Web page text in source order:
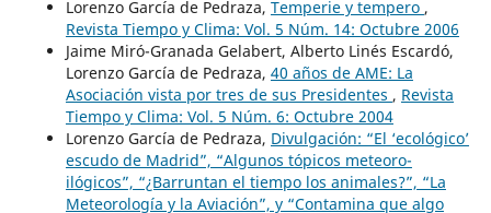
Lorenzo García de Pedraza, Temperie y tempero ,
Revista Tiempo y Clima: Vol. 5 Núm. 14: Octubre 2006
Jaime Miró-Granada Gelabert, Alberto Linés Escardó,
Lorenzo García de Pedraza, 40 años de AME: La
Asociación vista por tres de sus Presidentes , Revista
Tiempo y Clima: Vol. 5 Núm. 6: Octubre 2004
Lorenzo García de Pedraza, Divulgación: “El ‘ecológico’
escudo de Madrid”, “Algunos tópicos meteoro-
ilógicos”, “¿Barruntan el tiempo los animales?”, “La
Meteorología y la Aviación”, y “Contamina que algo